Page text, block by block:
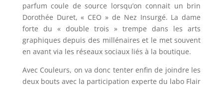
parfum coule de source lorsqu’on connait un brin
Dorothée Duret, « CEO » de Nez Insurgé. La dame
forte du « double trois » trempe dans les arts
graphiques depuis des millénaires et le met souvent
en avant via les réseaux sociaux liés à la boutique.
Avec Couleurs, on va donc tenter enfin de joindre les
deux bouts avec la participation experte du labo Flair